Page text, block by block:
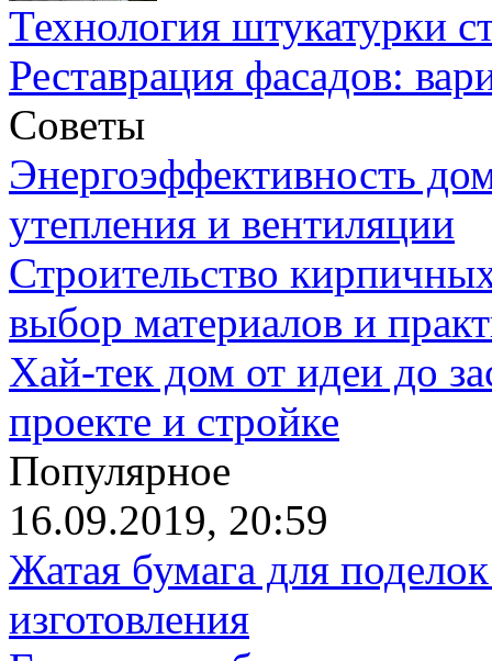
Технология штукатурки
Реставрация фасадов:
Советы
Энергоэффективность
утепления и вентиляции
Строительство
выбор материалов и
Хай-тек дом от идеи до
проекте и стройке
Популярное
16.09.2019, 20:59
Жатая бумага для
изготовления